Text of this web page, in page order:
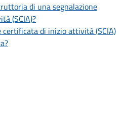
di una segnalazione
(SCIA)?
certificata di inizio attività (SCIA)